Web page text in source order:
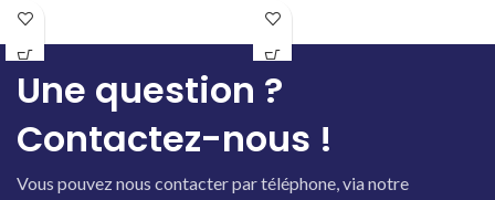
Une question ?
Contactez-nous !
Vous pouvez nous contacter par téléphone, via notre